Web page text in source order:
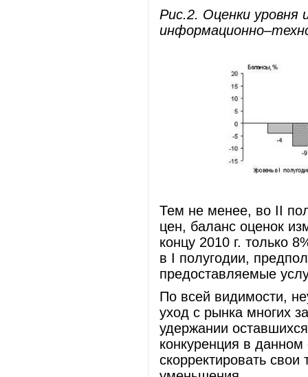
Рис.2. Оценки уровня
Тем не менее, во II
цен, баланс оценок
концу 2010 г. только
в I полугодии,
предоставляемые
По всей видимости,
уход с рынка многих
удержании
конкуренция в данном
скорректировать